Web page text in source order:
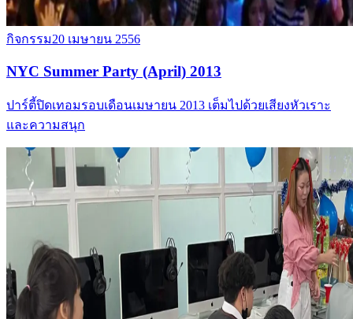
กิจกรรม20 เมษายน 2556
NYC Summer Party (April) 2013
ปาร์ตี้ปิดเทอมรอบเดือนเมษายน 2013 เต็มไปด้วยเสียงหัวเราะ
และความสนุก